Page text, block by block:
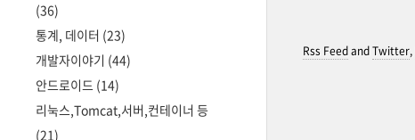
(36)
통계, 데이터 (23)
개발자이야기 (44)
안드로이드 (14)
리눅스,Tomcat,서버,컨테이너 등
(21)
Rss FeedandTwitter,